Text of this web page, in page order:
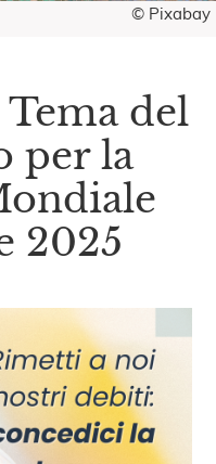
© Pixabay
del
per la
2025